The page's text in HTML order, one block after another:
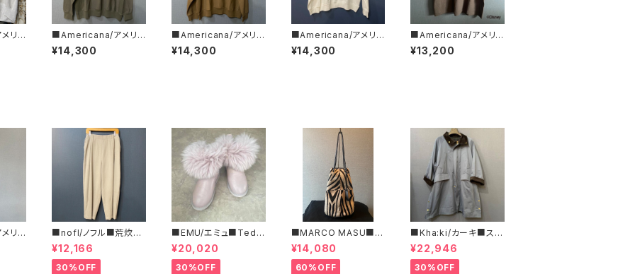
リカ
■Americana/アメリカ
ーナ■リバースウィーブ
L/S T■BRF-752A/2
¥14,300
■Americana/アメリカ
ーナ■リバースウィーブ
L/S T■BRF-752A/３
¥14,300
■Americana/アメリカ
ーナ■リバースウィーブ
L/S T■BRF-752A/1
¥14,300
■Americana/アメリカ
ーナ■Mickey Mous
e/ミッキーマウス/プリ
¥13,200
リカ
■nofl/ノフル■荒炊き
コール天テーパードパ
ンツ■ゆるっとバルーン
シルエット
¥12,166
30%OFF
■EMU/エミュ■Tedd
y Wurren■撥水サイド
ジッパーブーツ
¥20,020
30%OFF
■MARCO MASU■マ
ルコ マージ■ハラコ・ゼ
ブラ柄巾着BAG■程よ
いサイズで可愛い
¥14,080
60%OFF
■Kha:ki/カーキ■スタ
ンドカラー・コート■
¥22,946
30%OFF